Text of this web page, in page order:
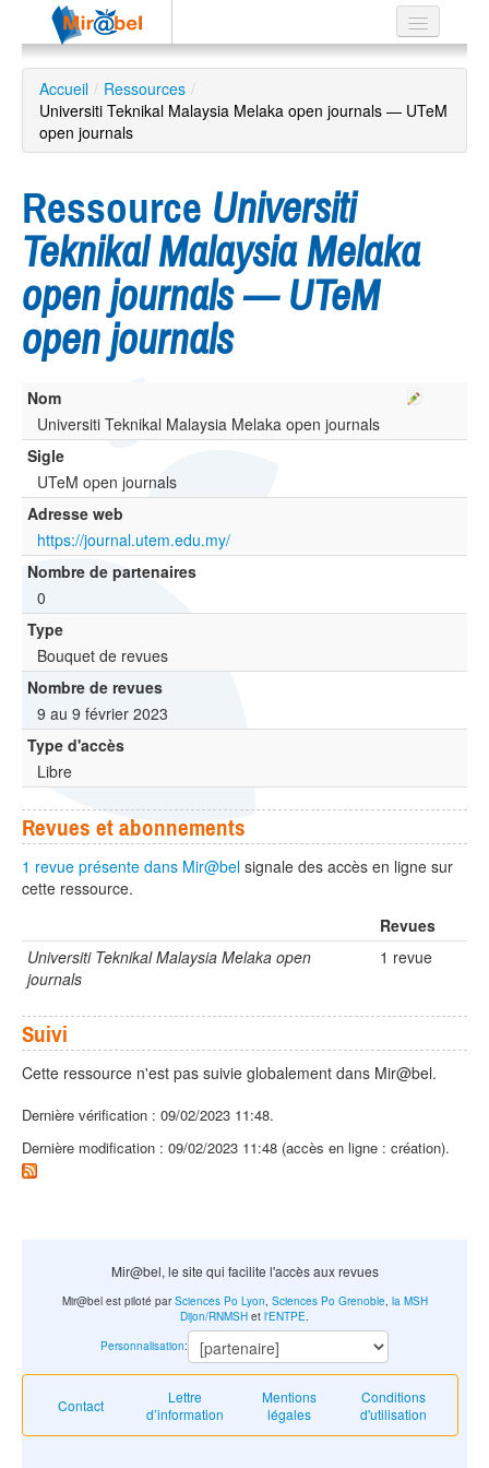
Le réseau
Soutien
Listes
Recherche
avancée
EN
ES
Accueil / Ressources /
Universiti Teknikal Malaysia Melaka open journals — UTeM
open journals
Ressource Universiti
Teknikal Malaysia Melaka
open journals — UTeM
open journals
Nom
Universiti Teknikal Malaysia Melaka open journals
Sigle
UTeM open journals
Adresse web
https://journal.utem.edu.my/
Nombre de partenaires
0
Type
Bouquet de revues
Nombre de revues
9 au 9 février 2023
Type d'accès
Libre
Revues et abonnements
1 revue présente dans Mir@bel signale des accès en ligne sur
cette ressource.
Revues
Universiti Teknikal Malaysia Melaka open
journals
1 revue
Suivi
Cette ressource n'est pas suivie globalement dans Mir@bel.
Dernière vérification : 09/02/2023 11:48.
Dernière modification : 09/02/2023 11:48 (accès en ligne : création).
Mir@bel, le site qui facilite l'accès aux revues
Contact
Lettre
d’information
Mentions
légales
Conditions
d'utilisation
Mir@bel est piloté parSciences Po Lyon, Sciences Po Grenoble, la MSH
Dijon/RNMSH et l'ENTPE.
Personnalisation: